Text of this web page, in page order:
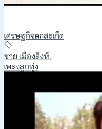
เศรษฐกิจตกสะเก็ด
ชาย เมืองสิงห์,
เพลงลูกทุ่ง